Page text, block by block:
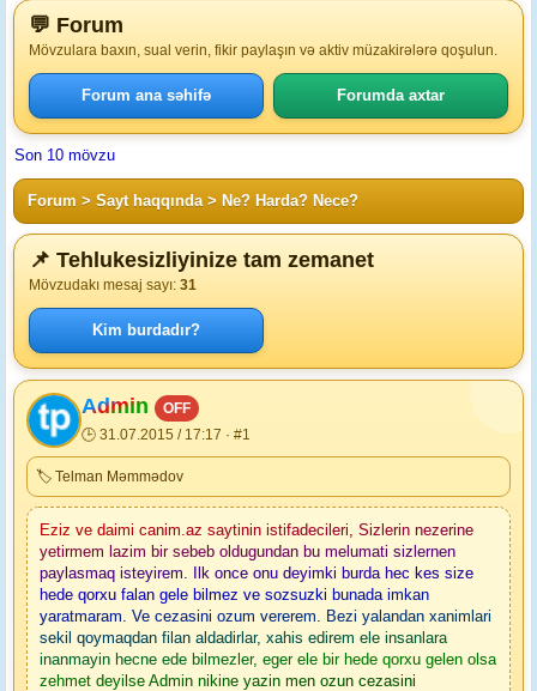
💬 Forum
Mövzulara baxın, sual verin, fikir paylaşın və aktiv müzakirələrə qoşulun.
Forum ana səhifə Forumda axtar
Son 10 mövzu
Forum > Sayt haqqında> Ne? Harda? Nece?
📌 Tehlukesizliyinize tam zemanet
Mövzudakı mesaj sayı: 31
Kim burdadır?
Admin
OFF
🕒 31.07.2015 / 17:17 · #1
🏷 Telman Məmmədov
Eziz ve daimi canim.az saytinin istifadecileri, Sizlerin nezerine
yetirmem lazim bir sebeb oldugundan bu melumati sizlernen
paylasmaq isteyirem. Ilk once onu deyimki burda hec kes size
hede qorxu falan gele bilmez ve sozsuzki bunada imkan
yaratmaram. Ve cezasini ozum vererem. Bezi yalandan xanimlari
sekil qoymaqdan filan aldadirlar, xahis edirem ele insanlara
inanmayin hecne ede bilmezler, eger ele bir hede qorxu gelen olsa
zehmet deyilse Admin nikine yazin men ozun cezasini